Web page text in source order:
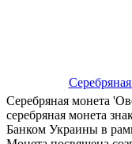
Серебряная монета
серебряная монета
Банком Украины в